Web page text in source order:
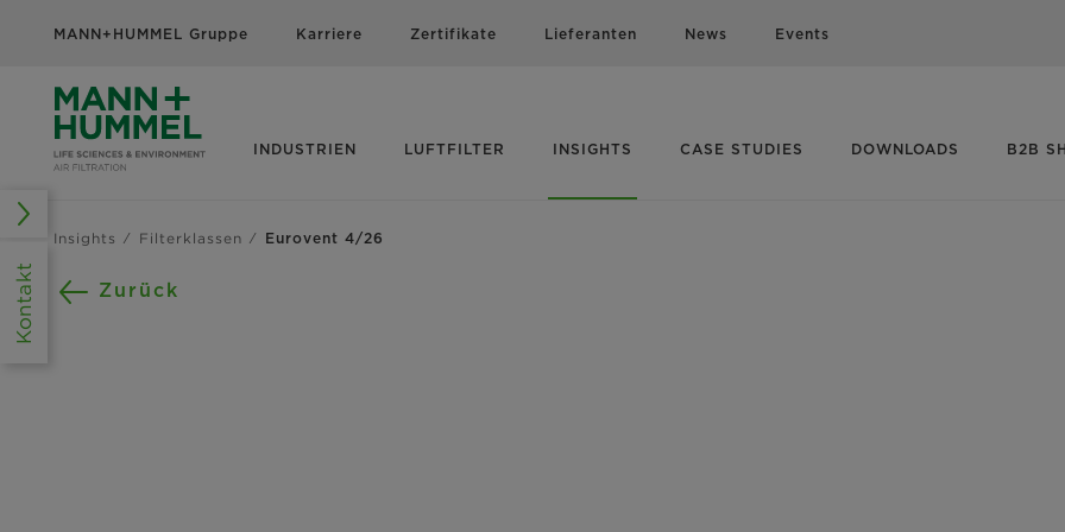
MANN+HUMMEL Gruppe Karriere Zertifikate Lieferanten News Events
INDUSTRIEN LUFTFILTER INSIGHTS CASE STUDIES DOWNLOADS B2B
Insights Filterklassen Eurovent 4/26
Zurück
Kontakt